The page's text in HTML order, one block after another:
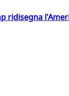
ridisegna